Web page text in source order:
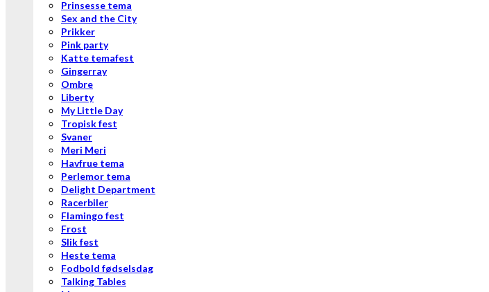
Prinsesse tema
Sex and the City
Prikker
Pink party
Katte temafest
Gingerray
Ombre
Liberty
My Little Day
Tropisk fest
Svaner
Meri Meri
Havfrue tema
Perlemor tema
Delight Department
Racerbiler
Flamingo fest
Frost
Slik fest
Heste tema
Fodbold fødselsdag
Talking Tables